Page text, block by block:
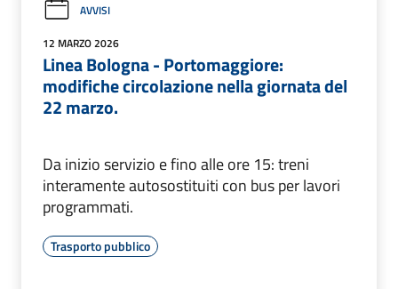
AVVISI
12 MARZO 2026
Linea Bologna - Portomaggiore:
modifiche circolazione nella giornata del
22 marzo.
Da inizio servizio e fino alle ore 15: treni
interamente autosostituiti con bus per lavori
programmati.
Trasporto pubblico